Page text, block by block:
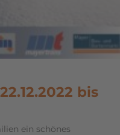
bis
ein schönes